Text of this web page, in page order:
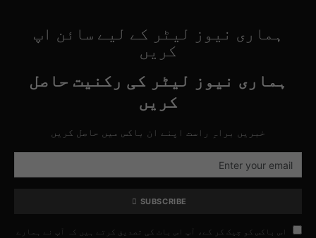
ہماری نیوز لیٹر کے لیے سائن اپ
کریں
ہماری نیوز لیٹر کی رکنیت حاصل
کریں
خبریں براہِ راست اپنے ان باکس میں حاصل کریں
SUBSCRIBE
اس باکس کو چیک کر کے، آپ اس بات کی تصدیق کرتے ہیں کہ آپ نے ہمارے